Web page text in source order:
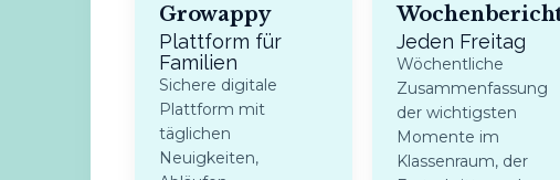
Growappy
Plattform für
Familien
Sichere digitale
Plattform mit
täglichen
Neuigkeiten,
Jeden Freitag
Wöchentliche
Zusammenfassung
der wichtigsten
Momente im
Klassenraum, der